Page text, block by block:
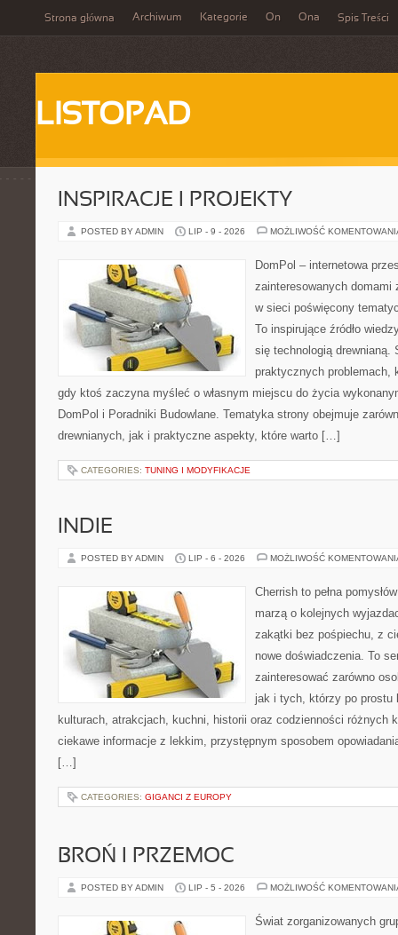
Strona główna Archiwum Kategorie On Ona Spis Treści
LISTOPAD
INSPIRACJE I PROJEKTY
POSTED BY ADMIN LIP - 9 - 2026 MOŻLIWOŚĆ
DomPol – internetowa
zainteresowanych domami
w sieci poświęcony
To inspirujące źródło
się technologią drewnianą.
praktycznych problemach,
gdy ktoś zaczyna myśleć o własnym miejscu do życia
DomPol i Poradniki Budowlane. Tematyka strony obejmuje
drewnianych, jak i praktyczne aspekty, które warto […]
CATEGORIES: TUNING I MODYFIKACJE
INDIE
POSTED BY ADMIN LIP - 6 - 2026 MOŻLIWOŚĆ
Cherrish to pełna
marzą o kolejnych
zakątki bez pośpiechu, z
nowe doświadczenia. To
zainteresować zarówno
jak i tych, którzy po prostu
kulturach, atrakcjach, kuchni, historii oraz codzienności różnych
ciekawe informacje z lekkim, przystępnym sposobem
[…]
CATEGORIES: GIGANCI Z EUROPY
BROŃ I PRZEMOC
POSTED BY ADMIN LIP - 5 - 2026 MOŻLIWOŚĆ
Świat zorganizowanych